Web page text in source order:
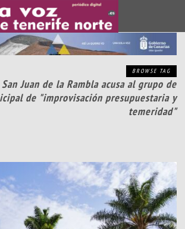
BROWSE TAG
Juan de la Rambla acusa al grupo de
de "improvisación presupuestaria y
temeridad"